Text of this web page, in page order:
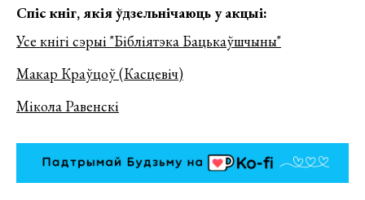
Спіс кніг, якія ўдзельнічаюць у акцыі:
Усе кнігі сэрыі "Бібліятэка Бацькаўшчыны"
Макар Краўцоў (Касцевіч)
Мікола Равенскі